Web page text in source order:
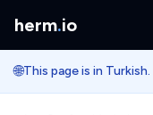
herm.io
🌐This page is in Turkish.